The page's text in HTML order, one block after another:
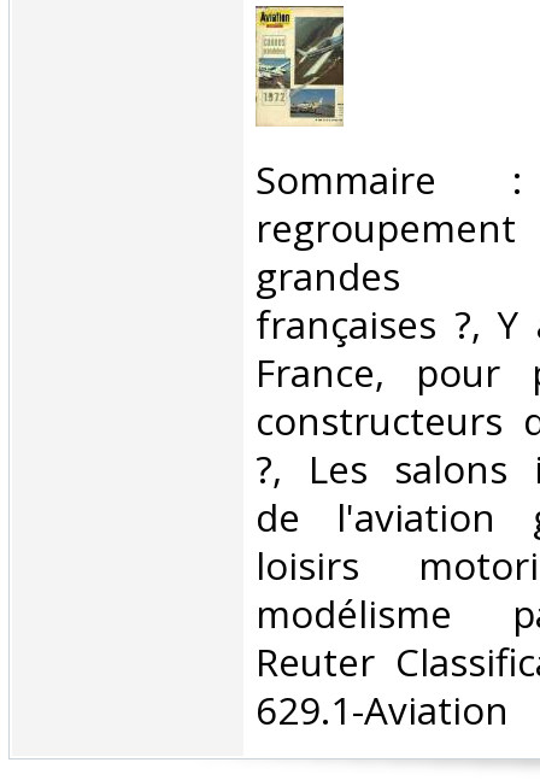
grandes
françaises ?,
France, pour
constructeurs
?, Les salons
de l'aviation
loisirs
modélisme
Reuter
629.1-Aviation‎